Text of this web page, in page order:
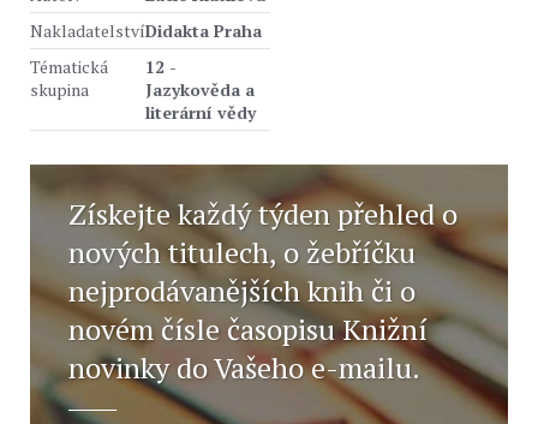
NakladatelstvíDidakta Praha
Tématická
skupina
12 -
Jazykověda a
literární vědy
Získejte každý týden přehled o
nových titulech, o žebříčku
nejprodávanějších knih či o
novém čísle časopisu Knižní
novinky do Vašeho e-mailu.